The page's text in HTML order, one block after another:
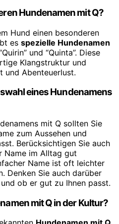
Hundenamen mit Q?
Hund einen besonderen
es spezielle Hundenamen
und “Quinta”. Diese
Klangstruktur und
und Abenteuerlust.
eines Hundenamens
mit Q sollten Sie
zum Aussehen und
Berücksichtigen Sie auch
Name im Alltag gut
Name ist oft leichter
Denken Sie auch darüber
ob er gut zu Ihnen passt.
mit Q in der Kultur?